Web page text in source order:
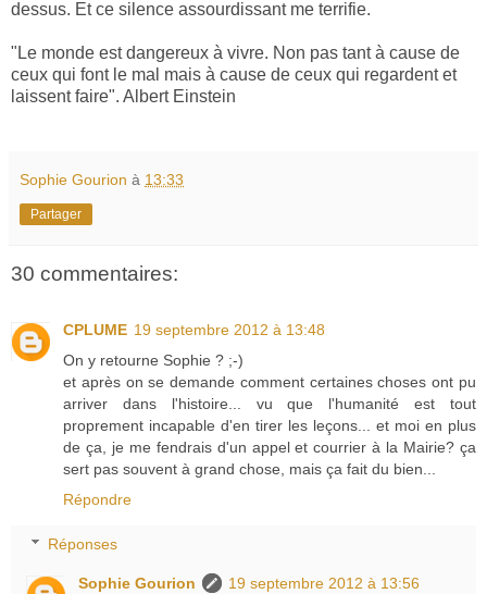
dessus. Et ce silence assourdissant me terrifie.
"Le monde est dangereux à vivre. Non pas tant à cause de
ceux qui font le mal mais à cause de ceux qui regardent et
laissent faire". Albert Einstein
Sophie Gourion à 13:33
Partager
30 commentaires:
CPLUME 19 septembre 2012 à 13:48
On y retourne Sophie ? ;-)
et après on se demande comment certaines choses ont pu
arriver dans l'histoire... vu que l'humanité est tout
proprement incapable d'en tirer les leçons... et moi en plus
de ça, je me fendrais d'un appel et courrier à la Mairie? ça
sert pas souvent à grand chose, mais ça fait du bien...
Répondre
Réponses
Sophie Gourion
19 septembre 2012 à 13:56